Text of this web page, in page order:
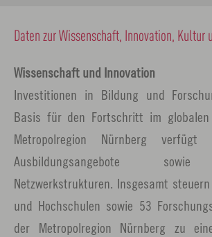
Daten zur Wissenschaft, Innovation, Kultur
Wissenschaft und Innovation
Investitionen in Bildung und
Basis für den Fortschritt im globalen
Metropolregion Nürnberg verfügt
Ausbildungsangebote sowie
Netzwerkstrukturen. Insgesamt
und Hochschulen sowie 53
der Metropolregion Nürnberg zu